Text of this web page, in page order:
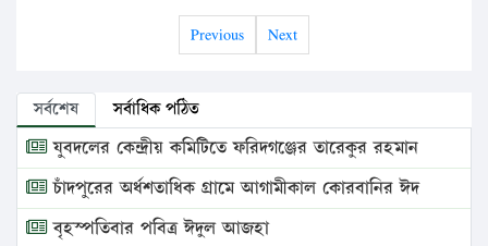
Previous Next
সর্বশেষ সর্বাধিক পঠিত
যুবদলের কেন্দ্রীয় কমিটিতে ফরিদগঞ্জের তারেকুর রহমান
চাঁদপুরের অর্ধশতাধিক গ্রামে আগামীকাল কোরবানির ঈদ
বৃহস্পতিবার পবিত্র ঈদুল আজহা